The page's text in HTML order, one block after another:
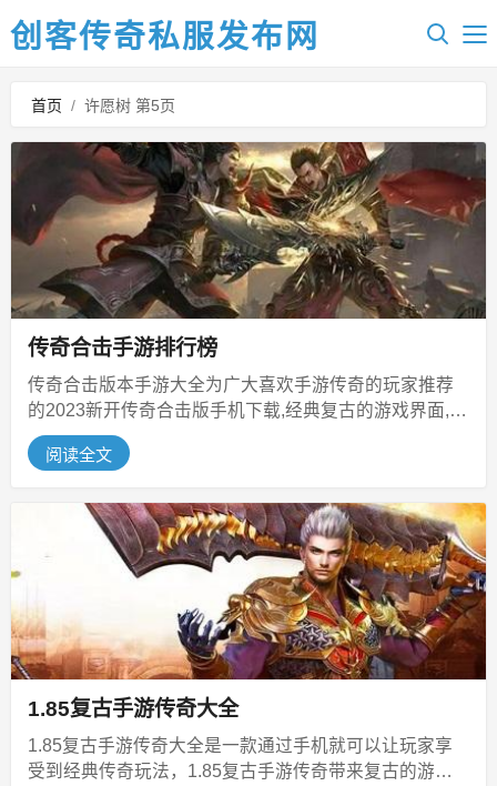
创客传奇私服发布网
首页 / 许愿树 第5页
传奇合击手游排行榜
传奇合击版本手游大全为广大喜欢手游传奇的玩家推荐
的2023新开传奇合击版手机下载,经典复古的游戏界面,熟
悉的游戏玩法以及经典bo...
阅读全文
1.85复古手游传奇大全
1.85复古手游传奇大全是一款通过手机就可以让玩家享
受到经典传奇玩法，1.85复古手游传奇带来复古的游戏